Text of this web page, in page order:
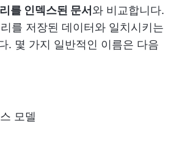
를 인덱스된 문서 와 비교합니다.
를 저장된 데이터와 일치시키는
. 몇 가지 일반적인 이름은 다음
모델